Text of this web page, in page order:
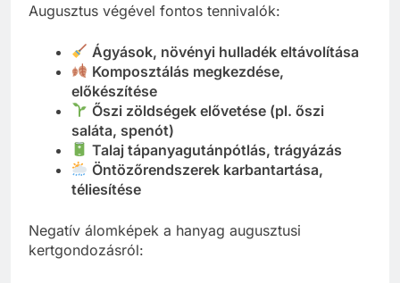
Augusztus végével fontos tennivalók:
Ágyások, növényi hulladék eltávolítása
Komposztálás megkezdése,
előkészítése
Őszi zöldségek elővetése (pl. őszi
saláta, spenót)
Talaj tápanyagutánpótlás, trágyázás
Öntözőrendszerek karbantartása,
téliesítése
Negatív álomképek a hanyag augusztusi
kertgondozásról: